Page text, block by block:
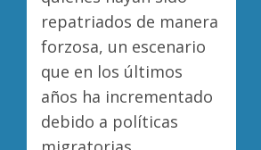
repatriados de manera
forzosa, un escenario
que en los últimos
años ha incrementado
debido a políticas